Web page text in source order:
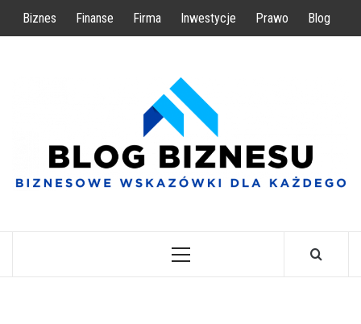
Biznes Finanse Firma Inwestycje Prawo Blog
Menu